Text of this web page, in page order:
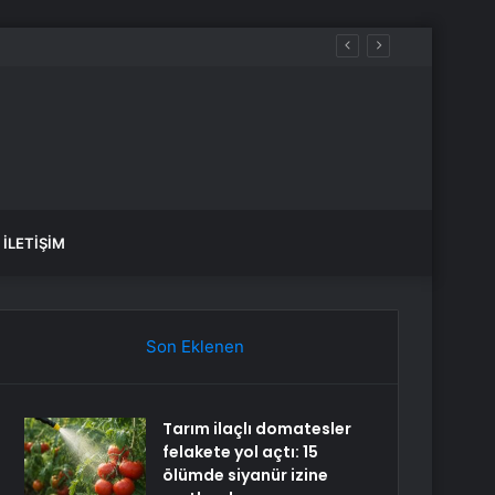
İLETIŞIM
Son Eklenen
Tarım ilaçlı domatesler
felakete yol açtı: 15
ölümde siyanür izine